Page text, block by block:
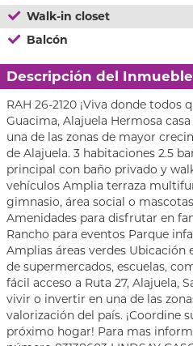
Walk-in closet
Balcón
Descripción del Inmueble
RAH 26-2120 ¡Viva donde todos
Guacima, Alajuela Hermosa
una de las zonas de mayor
de Alajuela. 3 habitaciones 2.5
principal con baño privado y
vehículos Amplia terraza
gimnasio, área social o
Amenidades para disfrutar en
Rancho para eventos Parque
Amplias áreas verdes
de supermercados, escuelas,
fácil acceso a Ruta 27, Alajuela,
vivir o invertir en una de las
valorización del país. ¡Coordine
próximo hogar! Para mas